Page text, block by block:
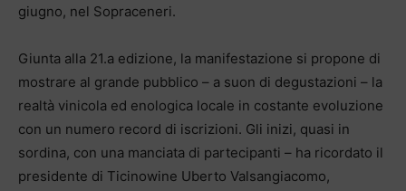
giugno, nel Sopraceneri.
Giunta alla 21.a edizione, la manifestazione si propone di
mostrare al grande pubblico – a suon di degustazioni – la
realtà vinicola ed enologica locale in costante evoluzione
con un numero record di iscrizioni. Gli inizi, quasi in
sordina, con una manciata di partecipanti – ha ricordato il
presidente di Ticinowine Uberto Valsangiacomo,